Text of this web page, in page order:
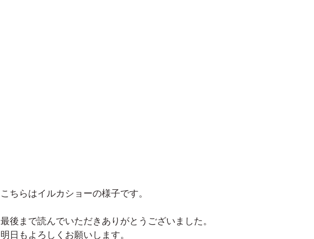
こちらはイルカショーの様子です。
最後まで読んでいただきありがとうございました。
明日もよろしくお願いします。